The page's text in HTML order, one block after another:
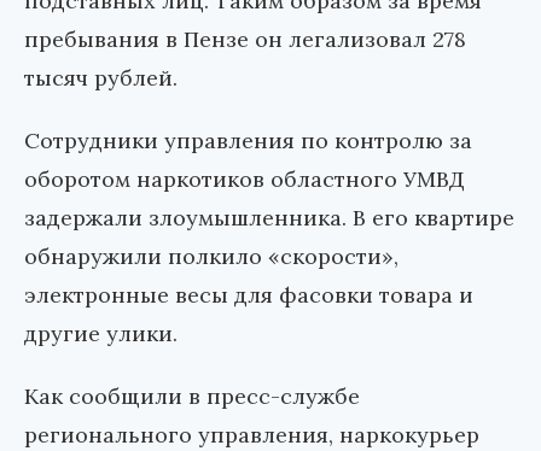
пребывания в Пензе он легализовал 278
тысяч рублей.
Сотрудники управления по контролю за
оборотом наркотиков областного УМВД
задержали злоумышленника. В его квартире
обнаружили полкило «скорости»,
электронные весы для фасовки товара и
другие улики.
Как сообщили в пресс-службе
регионального управления, наркокурьер